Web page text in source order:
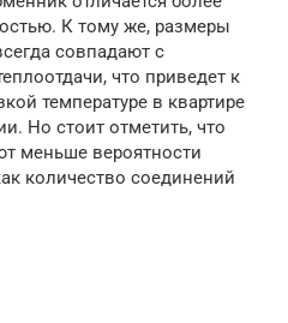
К тому же, размеры
совпадают с
что приведет к
температуре в квартире
Но стоит отметить, что
меньше вероятности
количество соединений